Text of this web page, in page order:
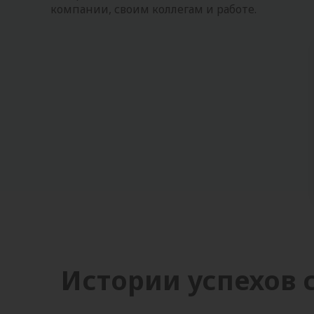
компании, своим коллегам и работе.
Истории успехов